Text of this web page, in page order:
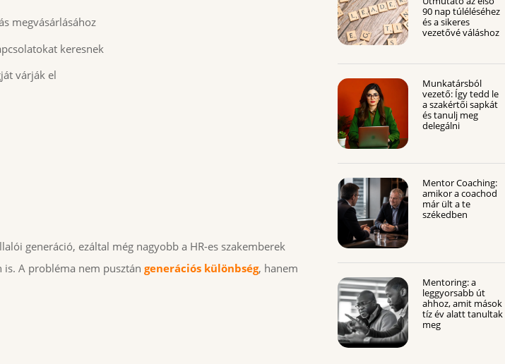
megvásárlásához
keresnek
várják el
generáció, ezáltal még nagyobb a HR-es szakemberek
is. A probléma nem pusztán generációs különbség, hanem
90 nap túléléséhez
és a sikeres
vezetővé váláshoz
Munkatársból
vezető: Így tedd le
a szakértői sapkát
és tanulj meg
delegálni
Mentor Coaching:
amikor a coachod
már ült a te
székedben
Mentoring: a
leggyorsabb út
ahhoz, amit mások
tíz év alatt tanultak
meg